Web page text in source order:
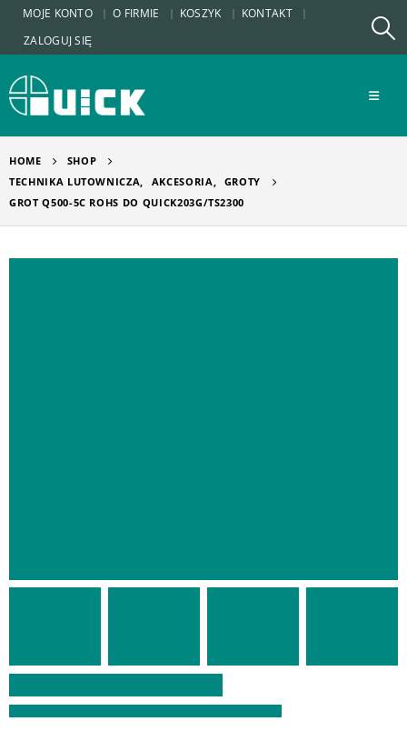
MOJE KONTO O FIRMIE KOSZYK
KONTAKT
ZALOGUJ SIĘ
HOME
SHOP
TECHNIKA LUTOWNICZA, AKCESORIA, GROTY
GROT Q500-5C ROHS DO QUICK203G/TS2300